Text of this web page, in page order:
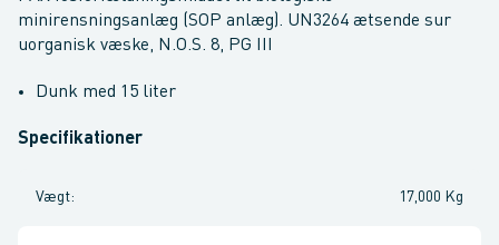
minirensningsanlæg (SOP anlæg). UN3264 ætsende sur
uorganisk væske, N.O.S. 8, PG III
Dunk med 15 liter
Specifikationer
Vægt: 17,000 Kg